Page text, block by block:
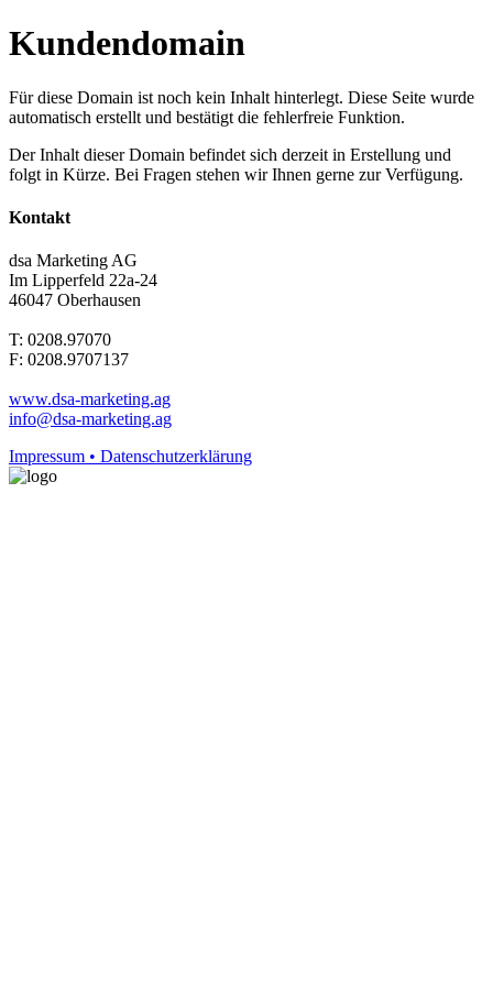
Kundendomain
Für diese Domain ist noch kein Inhalt hinterlegt. Diese Seite wurde
automatisch erstellt und bestätigt die fehlerfreie Funktion.
Der Inhalt dieser Domain befindet sich derzeit in Erstellung und
folgt in Kürze. Bei Fragen stehen wir Ihnen gerne zur Verfügung.
Kontakt
dsa Marketing AG
Im Lipperfeld 22a-24
46047 Oberhausen
T: 0208.97070
F: 0208.9707137
www.dsa-marketing.ag
info@dsa-marketing.ag
Impressum • Datenschutzerklärung